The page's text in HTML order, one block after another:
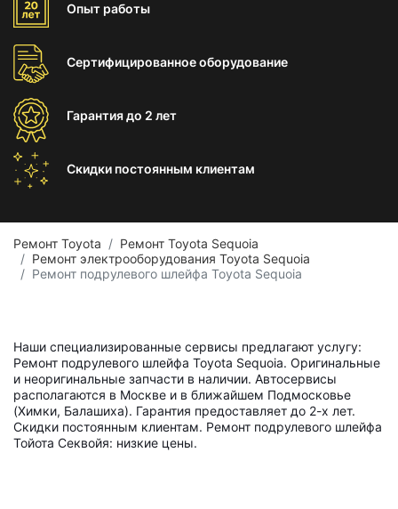
Опыт работы
Сертифицированноеоборудование
Гарантиядо 2 лет
Скидки постоянным клиентам
Ремонт Toyota
Ремонт Toyota Sequoia
Ремонт электрооборудования Toyota Sequoia
Ремонт подрулевого шлейфа Toyota Sequoia
Наши специализированные сервисы предлагают услугу:
Ремонт подрулевого шлейфа Toyota Sequoia. Оригинальные
и неоригинальные запчасти в наличии. Автосервисы
располагаются в Москве и в ближайшем Подмосковье
(Химки, Балашиха). Гарантия предоставляет до 2-х лет.
Скидки постоянным клиентам. Ремонт подрулевого шлейфа
Тойота Секвойя: низкие цены.